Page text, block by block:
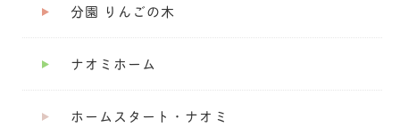
分園 りんごの木
ナオミホーム
ホームスタート・ナオミ